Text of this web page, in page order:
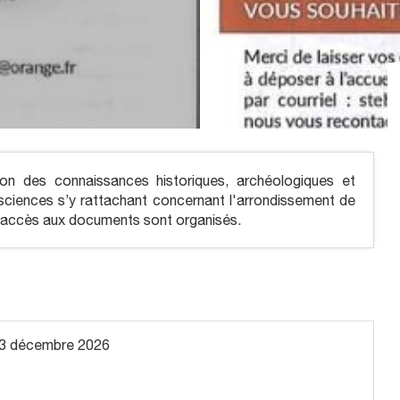
des connaissances historiques, archéologiques et
s’y rattachant concernant l'arrondissement de
aux documents sont organisés.
décembre 2026